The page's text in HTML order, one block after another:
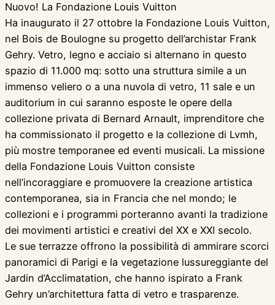
Nuovo! La Fondazione Louis Vuitton
Ha inaugurato il 27 ottobre la Fondazione Louis Vuitton,
nel Bois de Boulogne su progetto dell’archistar Frank
Gehry. Vetro, legno e acciaio si alternano in questo
spazio di 11.000 mq: sotto una struttura simile a un
immenso veliero o a una nuvola di vetro, 11 sale e un
auditorium in cui saranno esposte le opere della
collezione privata di Bernard Arnault, imprenditore che
ha commissionato il progetto e la collezione di Lvmh,
più mostre temporanee ed eventi musicali. La missione
della Fondazione Louis Vuitton consiste
nell’incoraggiare e promuovere la creazione artistica
contemporanea, sia in Francia che nel mondo; le
collezioni e i programmi porteranno avanti la tradizione
dei movimenti artistici e creativi del XX e XXI secolo.
Le sue terrazze offrono la possibilità di ammirare scorci
panoramici di Parigi e la vegetazione lussureggiante del
Jardin d’Acclimatation, che hanno ispirato a Frank
Gehry un’architettura fatta di vetro e trasparenze.